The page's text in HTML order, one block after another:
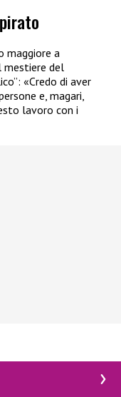
maggiore a
mestiere del
«Credo di aver
e, magari,
lavoro con i
scoprendo